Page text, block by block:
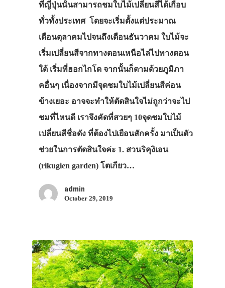
ที่ญี่ปุ่นนั้นสามารถชมใบไม้เปลี่ยนสีได้เกือบ
ทั่วทั้งประเทศ โดยจะเริ่มตั้งแต่ประมาณ
เดือนตุลาคมไปจนถึงเดือนธันวาคม ใบไม้จะ
เริ่มเปลี่ยนสีจากทางตอนเหนือไล่ไปทางตอน
ใต้ เริ่มที่ฮอกไกโด จากนั้นก็ตามด้วยภูมิภา
คอื่นๆ เนื่องจากมีจุดชมใบไม้เปลี่ยนสีค่อน
ข้างเยอะ อาจจะทำให้ตัดสินใจไม่ถูกว่าจะไป
ชมที่ไหนดี เราจึงคัดที่สวยๆ 10จุดชมใบไม้
เปลี่ยนสีชื่อดัง ที่ต้องไปเยือนสักครั้ง มาเป็นตัว
ช่วยในการตัดสินใจค่ะ 1. สวนริคุงิเอน
(rikugien garden) โตเกียว…
admin
October 29, 2019